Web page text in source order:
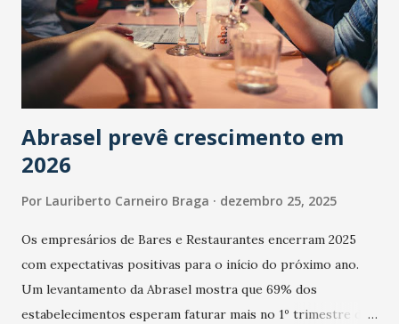
Abrasel prevê crescimento em
2026
Por Lauriberto Carneiro Braga dezembro 25, 2025
Os empresários de Bares e Restaurantes encerram 2025
com expectativas positivas para o início do próximo ano.
Um levantamento da Abrasel mostra que 69% dos
estabelecimentos esperam faturar mais no 1º trimestre de